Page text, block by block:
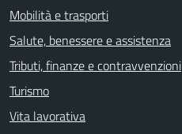
Mobilità e trasporti
Salute, benessere e assistenza
Tributi, finanze e contravvenzioni
Turismo
Vita lavorativa